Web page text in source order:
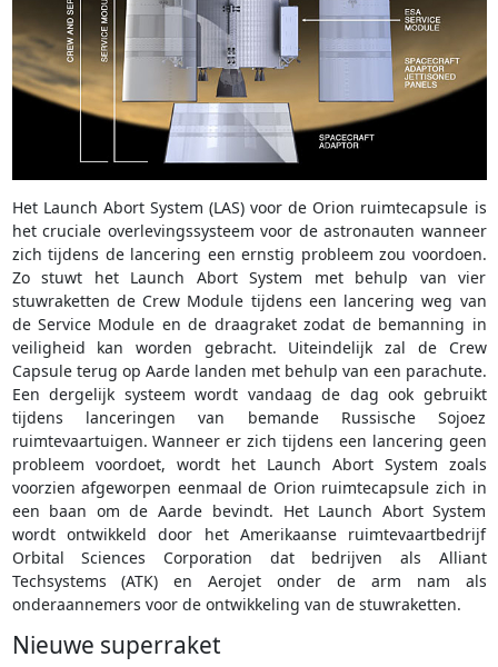
Het Launch Abort System (LAS) voor de Orion ruimtecapsule is
het cruciale overlevingssysteem voor de astronauten wanneer
zich tijdens de lancering een ernstig probleem zou voordoen.
Zo stuwt het Launch Abort System met behulp van vier
stuwraketten de Crew Module tijdens een lancering weg van
de Service Module en de draagraket zodat de bemanning in
veiligheid kan worden gebracht. Uiteindelijk zal de Crew
Capsule terug op Aarde landen met behulp van een parachute.
Een dergelijk systeem wordt vandaag de dag ook gebruikt
tijdens lanceringen van bemande Russische Sojoez
ruimtevaartuigen. Wanneer er zich tijdens een lancering geen
probleem voordoet, wordt het Launch Abort System zoals
voorzien afgeworpen eenmaal de Orion ruimtecapsule zich in
een baan om de Aarde bevindt. Het Launch Abort System
wordt ontwikkeld door het Amerikaanse ruimtevaartbedrijf
Orbital Sciences Corporation dat bedrijven als Alliant
Techsystems (ATK) en Aerojet onder de arm nam als
onderaannemers voor de ontwikkeling van de stuwraketten.
Nieuwe superraket